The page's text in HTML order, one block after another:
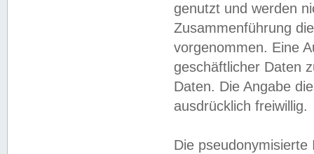
genutzt und werden
Zusammenführung
vorgenommen. Eine
geschäftlicher Daten
Daten. Die Angabe
ausdrücklich freiwillig.
Die